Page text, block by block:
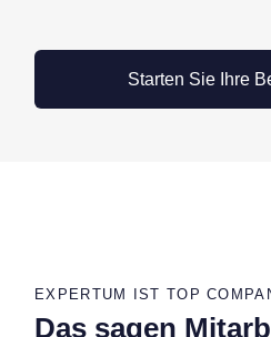
Starten Sie Ihre
EXPERTUM IST TOP
Das sagen